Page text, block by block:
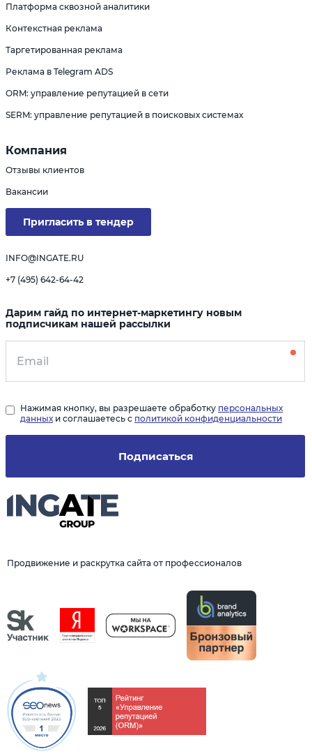
Продвижение и раскрутка сайта от профессионалов
Платформа сквозной аналитики
Контекстная реклама
Таргетированная реклама
Реклама в Telegram ADS
ORM: управление репутацией в сети
SERM: управление репутацией в поисковых системах
Компания
Отзывы клиентов
Вакансии
Пригласить в тендер
INFO@INGATE.RU
+7 (495) 642-64-42
Дарим гайд по интернет-маркетингу новым
подписчикам нашей рассылки
Подписаться
Нажимая кнопку, вы разрешаете обработку персональных
данных и соглашаетесь с политикой конфиденциальности